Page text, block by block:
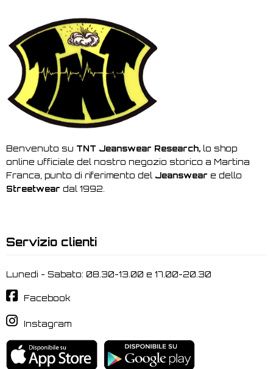
Benvenuto su TNT Jeanswear Research, lo shop
online ufficiale del nostro negozio storico a Martina
Franca, punto di riferimento del Jeanswear e dello
Streetwear dal 1992.
Servizio clienti
Lunedi - Sabato: 08.30-13.00 e 17.00-20.30
Facebook
Instagram